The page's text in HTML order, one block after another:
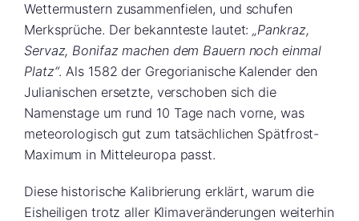
Wettermustern zusammenfielen, und schufen
Merksprüche. Der bekannteste lautet:„Pankraz,
Servaz, Bonifaz machen dem Bauern noch einmal
Platz“. Als 1582 der Gregorianische Kalender den
Julianischen ersetzte, verschoben sich die
Namenstage um rund 10 Tage nach vorne, was
meteorologisch gut zum tatsächlichen Spätfrost-
Maximum in Mitteleuropa passt.
Diese historische Kalibrierung erklärt, warum die
Eisheiligen trotz aller Klimaveränderungen weiterhin